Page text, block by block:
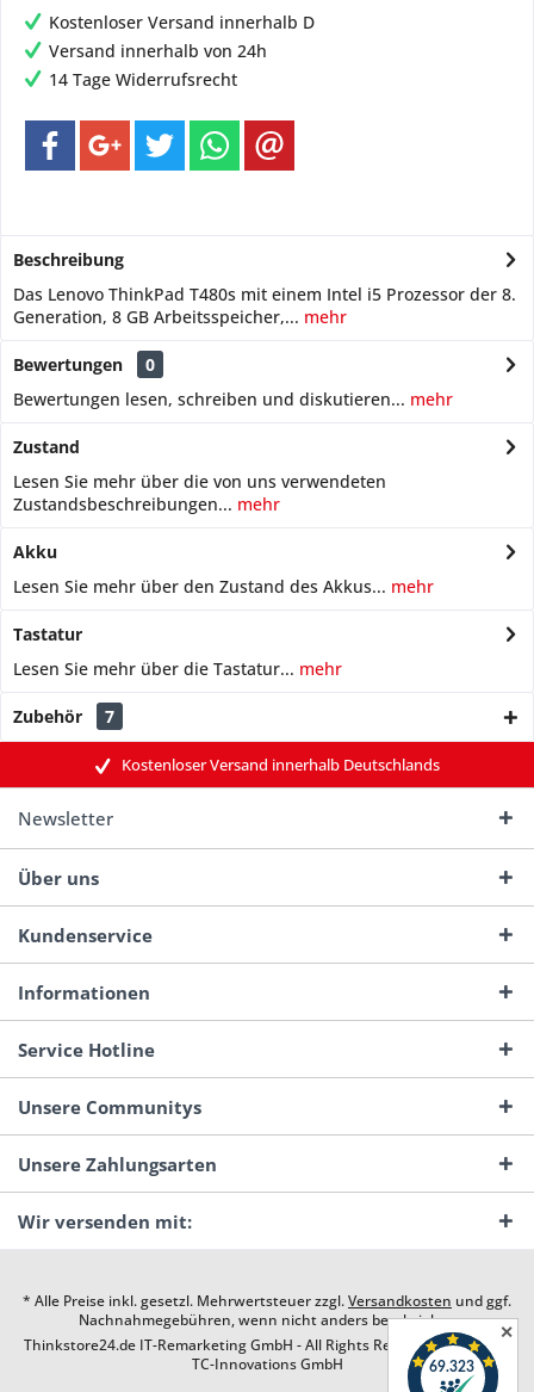
Kostenloser Versand innerhalb D
Versand innerhalb von 24h
14 Tage Widerrufsrecht
Beschreibung
Das Lenovo ThinkPad T480s mit einem Intel i5 Prozessor der 8.
Generation, 8 GB Arbeitsspeicher,... mehr
Bewertungen
0
Bewertungen lesen, schreiben und diskutieren... mehr
Zustand
Lesen Sie mehr über die von uns verwendeten
Zustandsbeschreibungen... mehr
Akku
Lesen Sie mehr über den Zustand des Akkus... mehr
Tastatur
Lesen Sie mehr über die Tastatur... mehr
Zubehör 7
Kostenloser Versand innerhalb Deutschlands
Newsletter
Über uns
Kundenservice
Informationen
Service Hotline
Unsere Communitys
Unsere Zahlungsarten
Wir versenden mit:
* Alle Preise inkl. gesetzl. Mehrwertsteuer zzgl.Versandkosten und ggf.
Nachnahmegebühren, wenn nicht anders beschrieben
Thinkstore24.de IT-Remarketing GmbH - All Rights Reserved. Design by
TC-Innovations GmbH
✕